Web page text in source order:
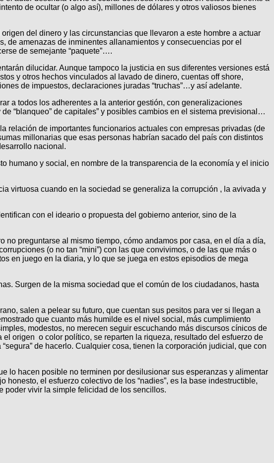
de ocultar (o algo así), millones de dólares y otros valiosos bienes
del dinero y las circunstancias que llevaron a este hombre a actuar
de amenazas de inminentes allanamientos y consecuencias por el
de semejante “paquete”….
dilucidar. Aunque tampoco la justicia en sus diferentes versiones está
y otros hechos vinculados al lavado de dinero, cuentas off shore,
de impuestos, declaraciones juradas “truchas”…y así adelante.
a todos los adherentes a la anterior gestión, con generalizaciones
“blanqueo” de capitales” y posibles cambios en el sistema previsional…
de importantes funcionarios actuales con empresas privadas (de
millonarias que esas personas habrían sacado del país con distintos
nacional.
humano y social, en nombre de la transparencia de la economía y el inicio
virtuosa cuando en la sociedad se generaliza la corrupción , la avivada y
con el ideario o propuesta del gobierno anterior, sino de la
preguntarse al mismo tiempo, cómo andamos por casa, en el día a día,
(o no tan “mini”) con las que convivimos, o de las que más o
en juego en la diaria, y lo que se juega en estos episodios de mega
Surgen de la misma sociedad que el común de los ciudadanos, hasta
salen a pelear su futuro, que cuentan sus pesitos para ver si llegan a
que cuanto más humilde es el nivel social, más cumplimiento
modestos, no merecen seguir escuchando más discursos cínicos de
origen o color político, se reparten la riqueza, resultado del esfuerzo de
de hacerlo. Cualquier cosa, tienen la corporación judicial, que con
lo hacen posible no terminen por desilusionar sus esperanzas y alimentar
el esfuerzo colectivo de los “nadies”, es la base indestructible,
poder vivir la simple felicidad de los sencillos.